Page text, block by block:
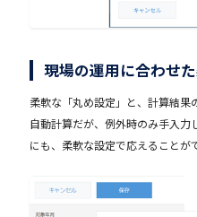
現場の運用に合わせ
柔軟な「丸め設定」と、計算結
自動計算だが、例外時のみ手入
にも、柔軟な設定で応えることが